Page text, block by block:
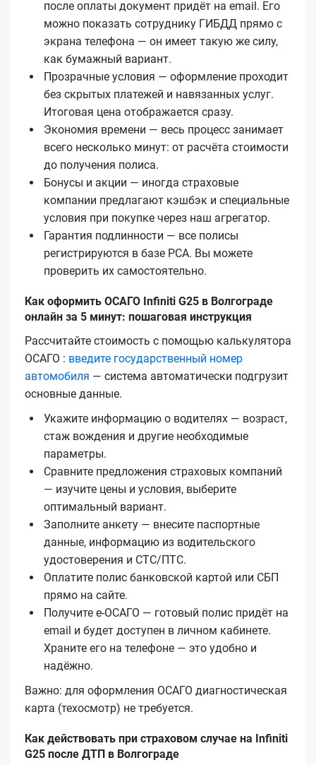
после оплаты документ придёт на email. Его
можно показать сотруднику ГИБДД прямо с
экрана телефона — он имеет такую же силу,
как бумажный вариант.
Прозрачные условия — оформление проходит
без скрытых платежей и навязанных услуг.
Итоговая цена отображается сразу.
Экономия времени — весь процесс занимает
всего несколько минут: от расчёта стоимости
до получения полиса.
Бонусы и акции — иногда страховые
компании предлагают кэшбэк и специальные
условия при покупке через наш агрегатор.
Гарантия подлинности — все полисы
регистрируются в базе РСА. Вы можете
проверить их самостоятельно.
Как оформить ОСАГО Infiniti G25 в Волгограде
онлайн за 5 минут: пошаговая инструкция
Рассчитайте стоимость с помощью калькулятора
ОСАГО : введите государственный номер
автомобиля — система автоматически подгрузит
основные данные.
Укажите информацию о водителях — возраст,
стаж вождения и другие необходимые
параметры.
Сравните предложения страховых компаний
— изучите цены и условия, выберите
оптимальный вариант.
Заполните анкету — внесите паспортные
данные, информацию из водительского
удостоверения и СТС/ПТС.
Оплатите полис банковской картой или СБП
прямо на сайте.
Получите е‑ОСАГО — готовый полис придёт на
email и будет доступен в личном кабинете.
Храните его на телефоне — это удобно и
надёжно.
Важно: для оформления ОСАГО диагностическая
карта (техосмотр) не требуется.
Как действовать при страховом случае на Infiniti
G25 после ДТП в Волгограде